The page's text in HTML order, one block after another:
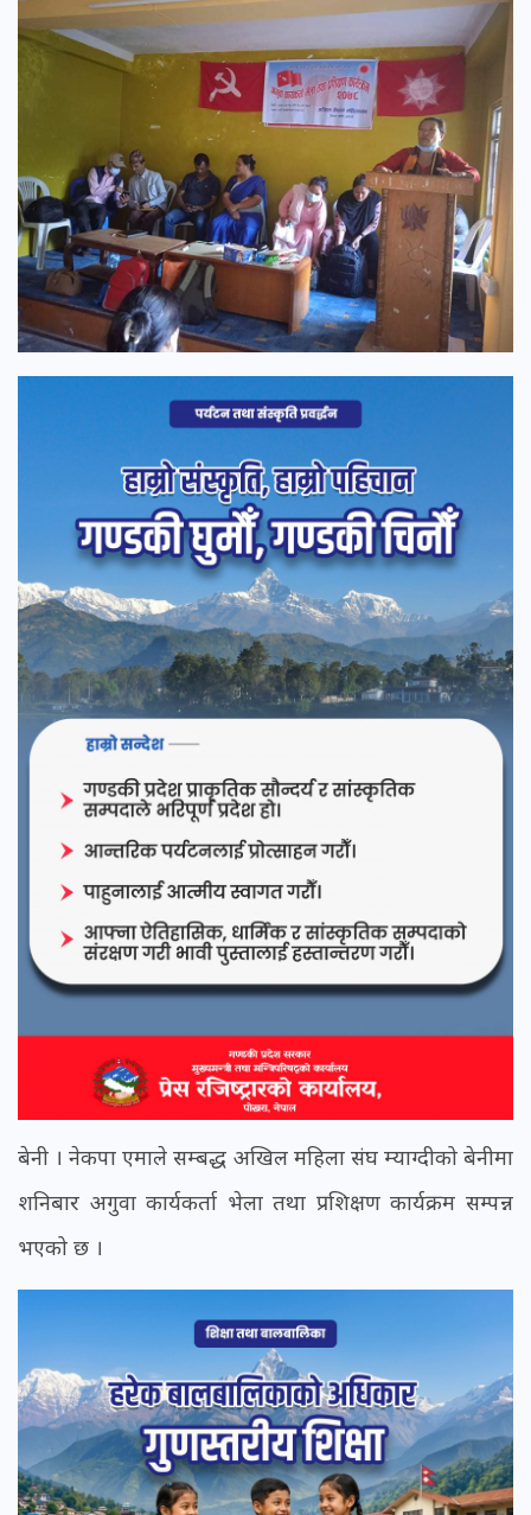
बेनी । नेकपा एमाले सम्बद्ध अखिल महिला संघ म्याग्दीको बेनीमा
शनिबार अगुवा कार्यकर्ता भेला तथा प्रशिक्षण कार्यक्रम सम्पन्न
भएको छ ।